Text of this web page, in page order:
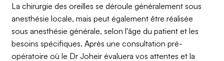
La chirurgie des oreilles se déroule généralement sous
anesthésie locale, mais peut également être réalisée
sous anesthésie générale, selon l'âge du patient et les
besoins spécifiques. Après une consultation pré-
opératoire où le Dr Joheir évaluera vos attentes et la